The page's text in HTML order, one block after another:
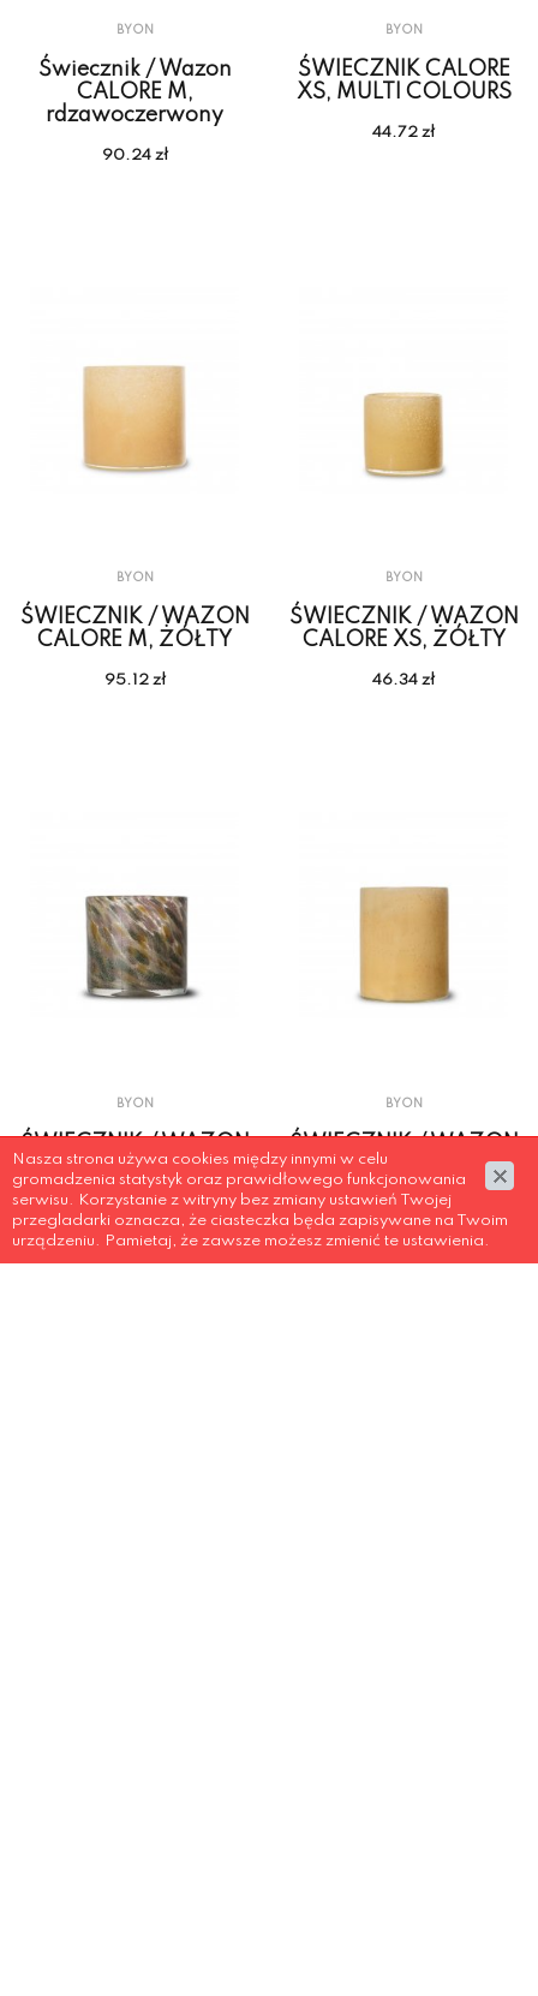
BYON
Świecznik / Wazon
CALORE M,
rdzawoczerwony
90.24 zł
BYON
ŚWIECZNIK CALORE
XS, MULTI COLOURS
44.72 zł
BYON
ŚWIECZNIK / WAZON
CALORE M, ŻÓŁTY
95.12 zł
BYON
ŚWIECZNIK / WAZON
CALORE XS, ŻÓŁTY
46.34 zł
BYON
ŚWIECZNIK / WAZON
CALORE M, MULTI
COLOURS
BYON
ŚWIECZNIK / WAZON
CALORE L, ŻÓŁTY
Nasza strona używa cookies między innymi w celu
gromadzenia statystyk oraz prawidłowego funkcjonowania
serwisu. Korzystanie z witryny bez zmiany ustawień Twojej
przegladarki oznacza, że ciasteczka będa zapisywane na Twoim
urządzeniu. Pamietaj, że zawsze możesz zmienić te ustawienia.